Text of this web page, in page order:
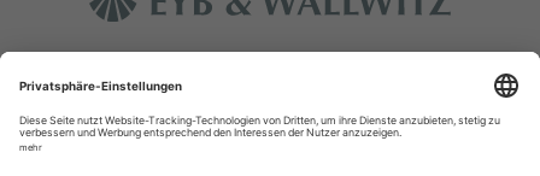
Rechtliche Hinweise